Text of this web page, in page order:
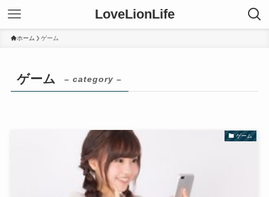
LoveLionLife
ホーム ゲーム
ゲーム – category –
ゲーム